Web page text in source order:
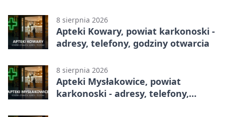
8 sierpnia 2026
Apteki Kowary, powiat karkonoski -
adresy, telefony, godziny otwarcia
8 sierpnia 2026
Apteki Mysłakowice, powiat
karkonoski - adresy, telefony,